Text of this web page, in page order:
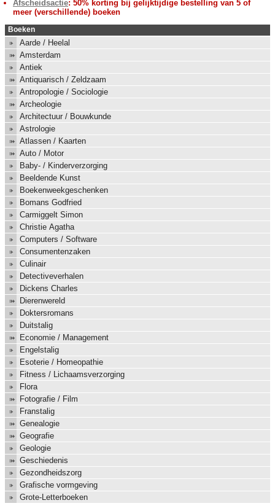
Afscheidsactie: 50% korting bij gelijktijdige bestelling van 5 of
meer (verschillende) boeken
Boeken
Aarde / Heelal
Amsterdam
Antiek
Antiquarisch / Zeldzaam
Antropologie / Sociologie
Archeologie
Architectuur / Bouwkunde
Astrologie
Atlassen / Kaarten
Auto / Motor
Baby- / Kinderverzorging
Beeldende Kunst
Boekenweekgeschenken
Bomans Godfried
Carmiggelt Simon
Christie Agatha
Computers / Software
Consumentenzaken
Culinair
Detectiveverhalen
Dickens Charles
Dierenwereld
Doktersromans
Duitstalig
Economie / Management
Engelstalig
Esoterie / Homeopathie
Fitness / Lichaamsverzorging
Flora
Fotografie / Film
Franstalig
Genealogie
Geografie
Geologie
Geschiedenis
Gezondheidszorg
Grafische vormgeving
Grote-Letterboeken